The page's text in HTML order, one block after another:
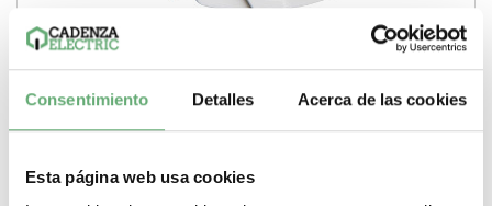
Consentimiento Detalles Acerca de las cookies
Esta página web usa cookies
Separador de polos para iC60, iID, Reflex iC60, iSW-NA -
A9A27001 | IKQ Separador de fases de Schneider Electric